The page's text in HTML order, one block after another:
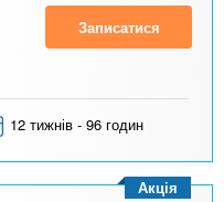
Записатися
12 тижнів - 96 годин
Акція